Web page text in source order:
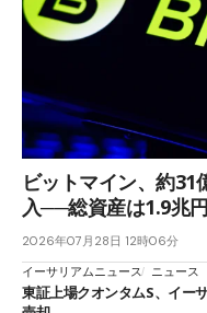
ビットマイン、約31
入──総資産は1.9兆
2026年07月28日 12時06分
イーサリアムニュース
ニュース
東証上場クオンタムS、イー